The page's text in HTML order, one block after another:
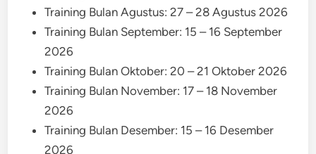
Training Bulan Agustus: 27 – 28 Agustus 2026
Training Bulan September: 15 – 16 September
2026
Training Bulan Oktober: 20 – 21 Oktober 2026
Training Bulan November: 17 – 18 November
2026
Training Bulan Desember: 15 – 16 Desember
2026